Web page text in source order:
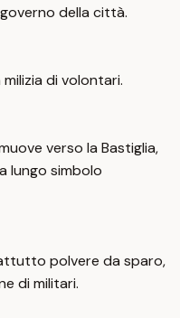
della città.
di volontari.
verso la Bastiglia,
lungo simbolo
polvere da sparo,
di militari.